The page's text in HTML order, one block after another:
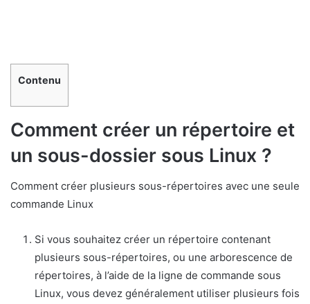
Contenu
Comment créer un répertoire et
un sous-dossier sous Linux ?
Comment créer plusieurs sous-répertoires avec une seule
commande Linux
Si vous souhaitez créer un répertoire contenant
plusieurs sous-répertoires, ou une arborescence de
répertoires, à l’aide de la ligne de commande sous
Linux, vous devez généralement utiliser plusieurs fois